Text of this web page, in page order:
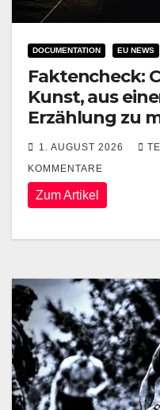
DOCUMENTATION EU NEWS
Faktencheck:
Kunst, aus
Erzählung zu
1. AUGUST 2026
KOMMENTARE
Zum Artikel